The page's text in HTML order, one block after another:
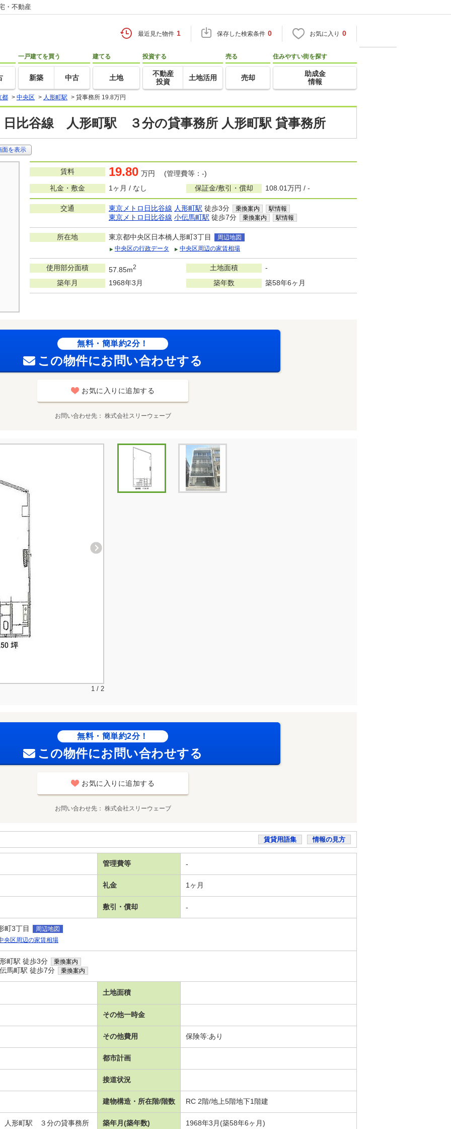
・不動産
最近見た物件 1 保存した検索条件 0 お気に入り 0
一戸建てを買う
新築 中古
建てる
土地
投資する
不動産
投資
土地活用
売る
売却
住みやすい街を探す
助成金
情報
都 > 中央区 > 人形町駅 > 貸事務所 19.8万円
比谷線 人形町駅 ３分の貸事務所 人形町駅 貸事務所
を表示
賃料 19.80 万円 (管理費等：-)
礼金・敷金
1ヶ月 / なし 保証金/敷引・償却 108.01万円 / -
交通 東京メトロ日比谷線 人形町駅 徒歩3分 乗換案内 駅情報
東京メトロ日比谷線 小伝馬町駅 徒歩7分 乗換案内 駅情報
所在地 東京都中央区日本橋人形町3丁目
周辺地図
中央区の行政データ
中央区周辺の家賃相場
使用部分面積 57.85m2 土地面積
-
築年月
1968年3月 築年数 築58年6ヶ月
無料・簡単約2分！
この物件にお問い合わせする
お気に入りに追加する
お問い合わせ先 株式会社スリーウェーブ
1 / 2
無料・簡単約2分！
この物件にお問い合わせする
お気に入りに追加する
お問い合わせ先 株式会社スリーウェーブ
賃貸用語集 情報の見方
管理費等 -
礼金 1ヶ月
敷引・償却 -
町3丁目
周辺地図
央区周辺の家賃相場
町駅 徒歩3分 乗換案内
馬町駅 徒歩7分 乗換案内
土地面積
その他一時金
その他費用 保険等:あり
都市計画
接道状況
建物構造・所在階/階数 RC 2階/地上5階地下1階建
形町駅 ３分の貸事務所 築年月(築年数) 1968年3月(築58年6ヶ月)